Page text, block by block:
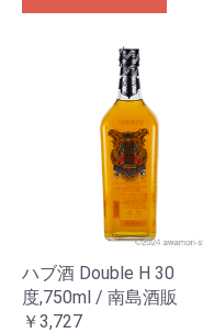
ハブ酒 Double H 30
度,750ml / 南島酒販
￥3,727